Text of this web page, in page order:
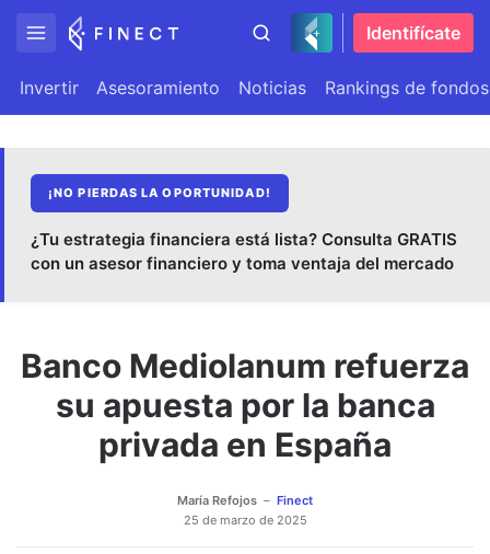
Identifícate
Invertir Asesoramiento Noticias Rankings de fondos
¡NO PIERDAS LA OPORTUNIDAD!
¿Tu estrategia financiera está lista? Consulta GRATIS
con un asesor financiero y toma ventaja del mercado
Banco Mediolanum refuerza
su apuesta por la banca
privada en España
María Refojos
Finect
25 de marzo de 2025